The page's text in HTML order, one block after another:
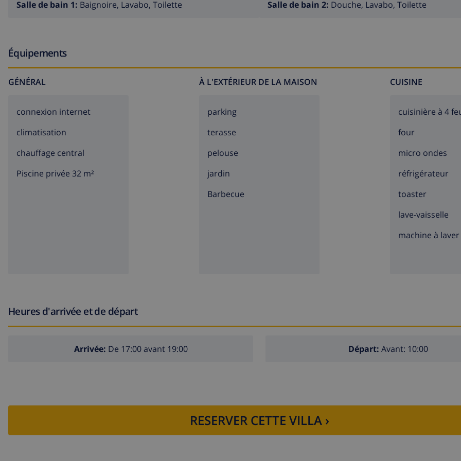
· Frais administratifs, y compris le nettoyage final obligatoire.
· Frais d'énergie.
· Linges de lit, serviettes et torchons inclus dans le prix.
· Numéro de registre officiel de l'hébergement: VT-439588-A.
Salle de bain 1: Baignoire, Lavabo, Toilette Salle de bain 2: Douche, Lavabo, Toilette
Équipements
GÉNÉRAL
connexion internet
climatisation
chauffage central
Piscine privée 32 m²
À L'EXTÉRIEUR DE LA MAISON
parking
terasse
pelouse
jardin
barbecue
CUISINE
cuisinière à 4
four
micro ondes
réfrigérateur
toaster
lave-vaisselle
machine à laver
Heures d'arrivée et de départ
Arrivée: De 17:00 avant 19:00 Départ: Avant: 10:00
RESERVER CETTE VILLA ›